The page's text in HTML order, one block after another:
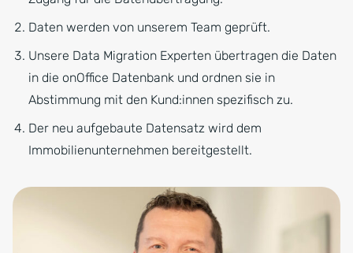
Daten werden von unserem Team geprüft.
Unsere Data Migration Experten übertragen die Daten
in die onOffice Datenbank und ordnen sie in
Abstimmung mit den Kund:innen spezifisch zu.
Der neu aufgebaute Datensatz wird dem
Immobilienunternehmen bereitgestellt.